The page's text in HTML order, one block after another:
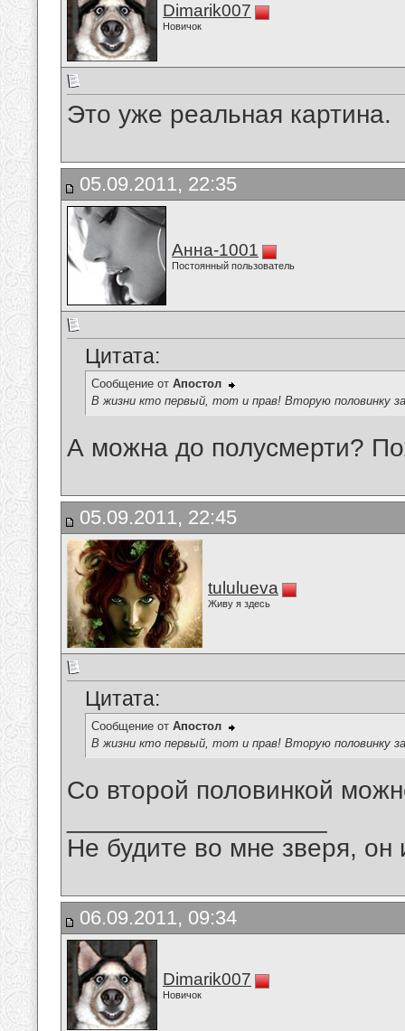
Dimarik007
Новичок
Это уже реальная картина.
05.09.2011, 22:35
Анна-1001
Постоянный пользователь
Цитата:
Сообщение от Апостол
В жизни кто первый, тот и прав! Вторую половинку
А можна до полусмерти?
05.09.2011, 22:45
tululueva
Живу я здесь
Цитата:
Сообщение от Апостол
В жизни кто первый, тот и прав! Вторую половинку
Со второй половинкой
Не будите во мне зверя, он
06.09.2011, 09:34
Dimarik007
Новичок